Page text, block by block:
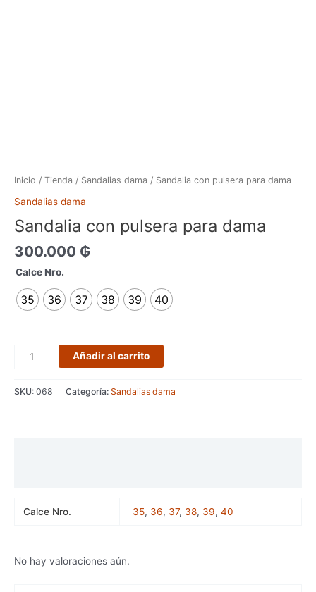
Inicio / Tienda / Sandalias dama / Sandalia con pulsera para dama
Sandalias dama
Sandalia con pulsera para dama
300.000 ₲
Calce Nro.
35 36 37 38 39 40
pulsera
dama
cantidad
Añadir al carrito
SKU: 068 Categoría: Sandalias dama
Calce Nro. 35, 36, 37, 38, 39,40
No hay valoraciones aún.